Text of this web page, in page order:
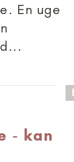
En uge
- kan